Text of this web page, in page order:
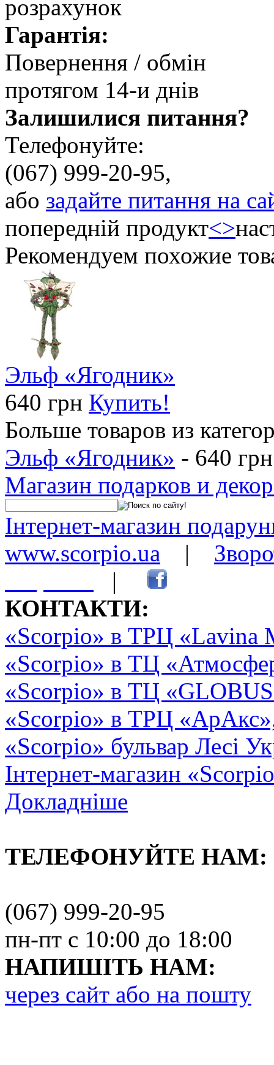
розрахунок
Гарантія:
Повернення / обмін
протягом 14-и днів
Залишилися питання?
Телефонуйте:
(067) 999-20-95,
або задайте питання на
попередній продукт<>
Рекомендуем похожие
Эльф «Ягодник»
640 грн Купить!
Больше товаров из
Эльф «Ягодник» - 640 грн
Магазин подарков и
Інтернет-магазин
www.scorpio.ua |
|
КОНТАКТИ:
«Scorpio» в ТРЦ «Lavina
«Scorpio» в ТЦ
«Scorpio» в ТЦ
«Scorpio» в ТРЦ
«Scorpio» бульвар Лесі
Інтернет-магазин
Докладніше
ТЕЛЕФОНУЙТЕ НАМ:
(067) 999-20-95
пн-пт с 10:00 до 18:00
НАПИШІТЬ НАМ:
через сайт або на пошту